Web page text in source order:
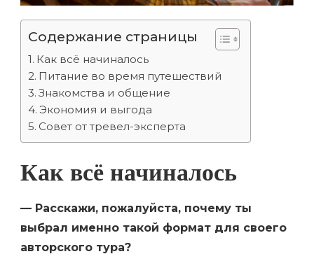
Содержание страницы
Как всё начиналось
Питание во время путешествий
Знакомства и общение
Экономия и выгода
Совет от тревел-эксперта
Как всё начиналось
— Расскажи, пожалуйста, почему ты
выбрал именно такой формат для своего
авторского тура?